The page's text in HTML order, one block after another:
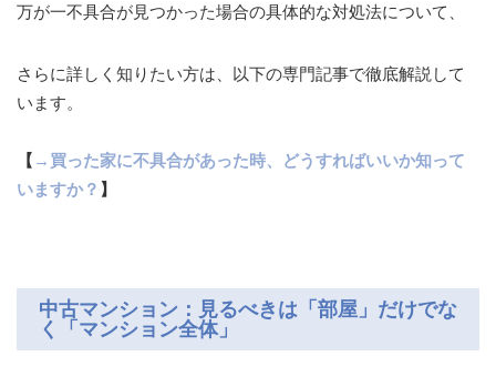
万が一不具合が見つかった場合の具体的な対処法について、
さらに詳しく知りたい方は、以下の専門記事で徹底解説して
います。
【 →買った家に不具合があった時、どうすればいいか知って
いますか？ 】
中古マンション：見るべきは「部屋」だけでな
く「マンション全体」